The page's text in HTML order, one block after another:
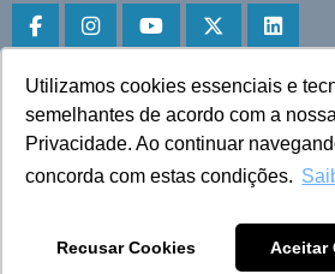
Utilizamos cookies essenciais e
semelhantes de acordo com a
Privacidade. Ao continuar
concorda com estas condições.
Recusar Cookies Aceitar
Faça download do aplicativo
Play Store e App Store
Todos os direitos reservados ©